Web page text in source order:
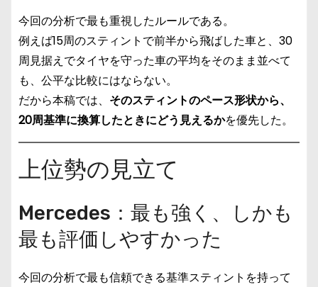
今回の分析で最も重視したルールである。
例えば15周のスティントで前半から飛ばした車と、30
周見据えでタイヤを守った車の平均をそのまま並べて
も、公平な比較にはならない。
だから本稿では、 そのスティントのペース形状から、
20周基準に換算したときにどう見えるかを優先した。
上位勢の見立て
Mercedes：最も強く、しかも
最も評価しやすかった
今回の分析で最も信頼できる基準スティントを持って